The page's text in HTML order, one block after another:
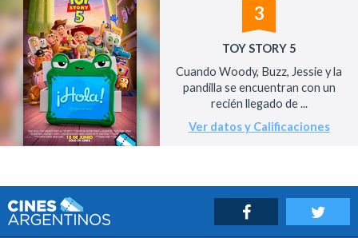
3
TOY STORY 5
Cuando Woody, Buzz, Jessie y la
pandilla se encuentran con un
recién llegado de ...
Ver datos y Calificaciones